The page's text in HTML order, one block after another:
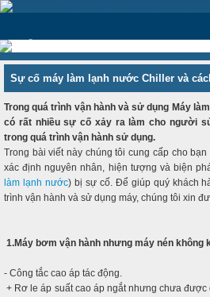
‹
Sự cố máy làm lạnh nước Chiller và
Trong quá trình vận hành và sử dụng Máy
có rất nhiều sự cố xảy ra làm cho người
trong quá trình vận hành sử dụng.
Trong bài viết này chúng tôi cung cấp cho
xác định nguyên nhân, hiện tượng và biện
làm lạnh nước) bị sự cố. Để giúp quý khách
trình vận hành và sử dụng máy, chúng tôi xin
1.Máy bơm vận hành nhưng máy nén không
- Công tắc cao áp tác động.
+ Rơ le áp suất cao áp ngắt nhưng chưa được